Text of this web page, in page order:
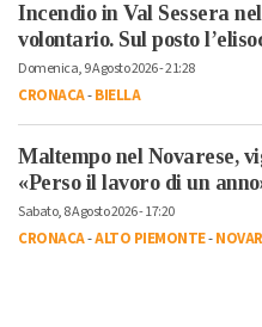
Incendio in Val Sessera
volontario. Sul posto
Domenica, 9 Agosto 2026 - 21:28
CRONACA-BIELLA
Maltempo nel Novarese,
«Perso il lavoro di un
Sabato, 8 Agosto 2026 - 17:20
CRONACA-ALTO PIEMONTE-